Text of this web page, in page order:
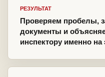
РЕЗУЛЬТАТ
Проверяем пробелы,
документы и
инспектору именно на